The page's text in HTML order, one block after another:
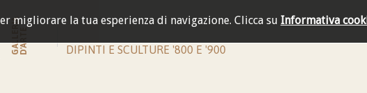
migliorare la tua esperienza di navigazione. Clicca su Informativa
GALLERIAD'ARTE DIPINTI E SCULTURE '800 E '900